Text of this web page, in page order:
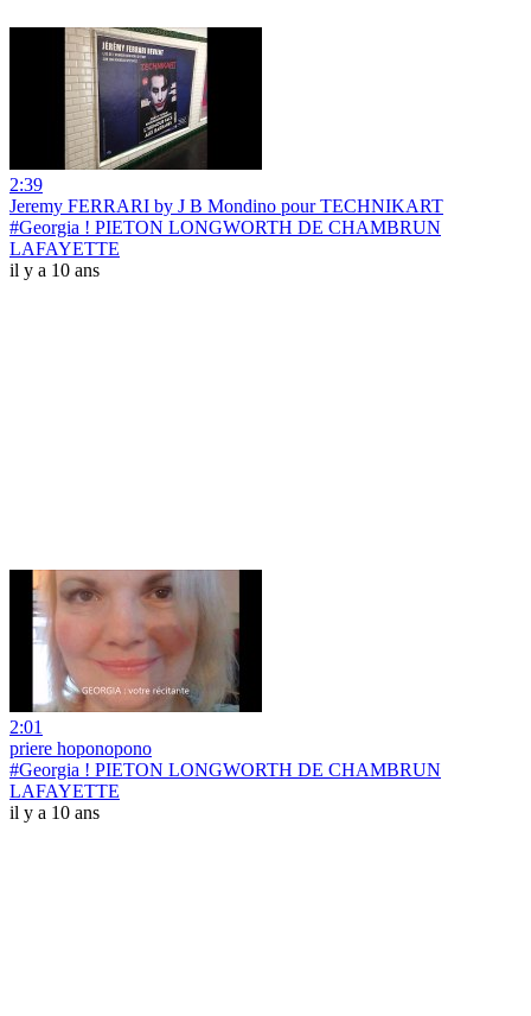
2:39
Jeremy FERRARI by J B Mondino pour TECHNIKART
#Georgia ! PIETON LONGWORTH DE CHAMBRUN
LAFAYETTE
il y a 10 ans
2:01
priere hoponopono
#Georgia ! PIETON LONGWORTH DE CHAMBRUN
LAFAYETTE
il y a 10 ans